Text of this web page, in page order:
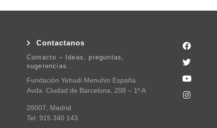
Contactanos
Contacto – Ideas, preguntas,
sugerencias…
Fundación Yehudi Menuhin España
Avda. Ciudad de Barcelona, 208 – 1º A
28007, Madrid
Tel: 915 340 143